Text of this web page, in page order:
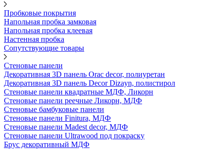
Пробковые покрытия
Напольная пробка замковая
Напольная пробка клеевая
Настенная пробка
Сопутствующие товары
Стеновые панели
Декоративная 3D панель Orac decor, полиуретан
Декоративная 3D панель Decor Dizayn, полистирол
Стеновые панели квадратные МДФ, Ликорн
Стеновые панели реечные Ликорн, МДФ
Стеновые бамбуковые панели
Стеновые панели Finitura, МДФ
Стеновые панели Madest decor, МДФ
Стеновые панели Ultrawood под покраску
Брус декоративный МДФ